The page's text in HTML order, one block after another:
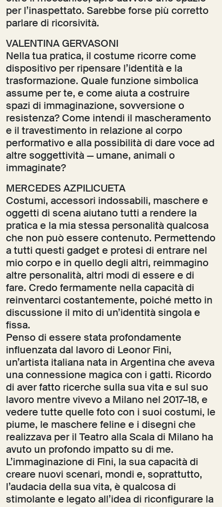
per l’inaspettato. Sarebbe forse più corretto
parlare di ricorsività.
VALENTINA GERVASONI
Nella tua pratica, il costume ricorre come
dispositivo per ripensare l’identità e la
trasformazione. Quale funzione simbolica
assume per te, e come aiuta a costruire
spazi di immaginazione, sovversione o
resistenza? Come intendi il mascheramento
e il travestimento in relazione al corpo
performativo e alla possibilità di dare voce ad
altre soggettività — umane, animali o
immaginate?
MERCEDES AZPILICUETA
Costumi, accessori indossabili, maschere e
oggetti di scena aiutano tutti a rendere la
pratica e la mia stessa personalità qualcosa
che non può essere contenuto. Permettendo
a tutti questi gadget e protesi di entrare nel
mio corpo e in quello degli altri, reimmagino
altre personalità, altri modi di essere e di
fare. Credo fermamente nella capacità di
reinventarci costantemente, poiché metto in
discussione il mito di un’identità singola e
fissa.
Penso di essere stata profondamente
influenzata dal lavoro di Leonor Fini,
un’artista italiana nata in Argentina che aveva
una connessione magica con i gatti. Ricordo
di aver fatto ricerche sulla sua vita e sul suo
lavoro mentre vivevo a Milano nel 2017–18, e
vedere tutte quelle foto con i suoi costumi, le
piume, le maschere feline e i disegni che
realizzava per il Teatro alla Scala di Milano ha
avuto un profondo impatto su di me.
L’immaginazione di Fini, la sua capacità di
creare nuovi scenari, mondi e, soprattutto,
l’audacia della sua vita, è qualcosa di
stimolante e legato all’idea di riconfigurare la